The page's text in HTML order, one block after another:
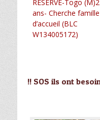
de
l’article
précédent :
RÉSERVÉ-Togo (M)2
ans- Cherche famille
d’accueil (BLC
W134005172)
!! SOS ils ont